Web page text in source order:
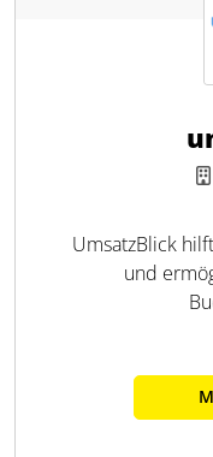
UmsatzBlick
und